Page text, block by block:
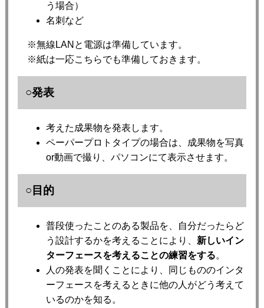
う場合）
名刺など
※無線LANと電源は準備しています。
※紙は一応こちらでも準備しておきます。
○発表
考えた成果物を発表します。
ペーパープロトタイプの場合は、成果物を写真
or動画で撮り、パソコンにて表示させます。
○目的
普段使ったことのある製品を、自分だったらど
う設計するかを考えることにより、 新しいイン
ターフェースを考えることの練習をする。
人の発表を聞くことにより、同じもののインタ
ーフェースを考えるときに他の人がどう考えて
いるのかを知る。